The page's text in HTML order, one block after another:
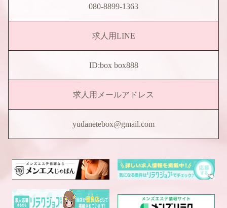
080-8899-1363
求人用LINE
ID:box box888
求人用メールアドレス
yudanetebox@gmail.com